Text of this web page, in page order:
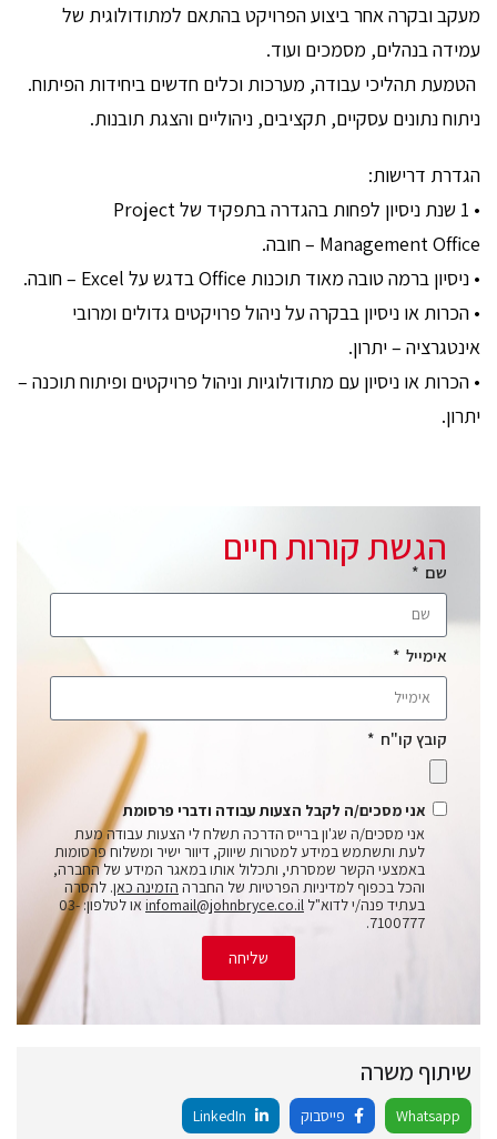
מעקב ובקרה אחר ביצוע הפרויקט בהתאם למתודולוגית של
עמידה בנהלים, מסמכים ועוד.
הטמעת תהליכי עבודה, מערכות וכלים חדשים ביחידות הפיתוח.
ניתוח נתונים עסקיים, תקציבים, ניהוליים והצגת תובנות.
הגדרת דרישות:
• 1 שנת ניסיון לפחות בהגדרה בתפקיד של Project
Management Office – חובה.
• ניסיון ברמה טובה מאוד תוכנות Office בדגש על Excel – חובה.
• הכרות או ניסיון בבקרה על ניהול פרויקטים גדולים ומרובי
אינטגרציה – יתרון.
• הכרות או ניסיון עם מתודולוגיות וניהול פרויקטים ופיתוח תוכנה –
יתרון.
הגשת קורות חיים
שם
אימייל
קובץ קו"ח
אני מסכים/ה לקבל הצעות עבודה ודברי פרסומת
אני מסכים/ה שג'ון ברייס הדרכה תשלח לי הצעות עבודה מעת
לעת ותשתמש במידע למטרות שיווק, דיוור ישיר ומשלוח פרסומות
באמצעי הקשר שמסרתי, ותכלול אותו במאגר המידע של החברה,
והכל בכפוף למדיניות הפרטיות של החברה הזמינה כאן. להסרה
בעתיד פנה/י לדוא"ל infomail@johnbryce.co.il
או לטלפון: 03-
7100777.
שליחה
שיתוף משרה
Whatsapp פייסבוק